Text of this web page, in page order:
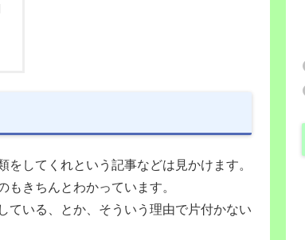
してくれという記事などは見かけます。
きちんとわかっています。
ている、とか、そういう理由で片付かない